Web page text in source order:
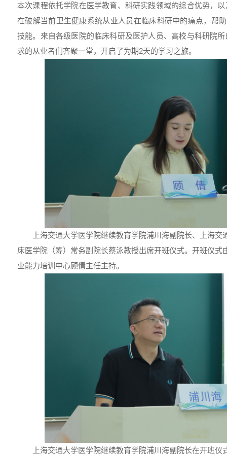
本次课程依托学院在医学教育、科研实践领域的综合优势，
在破解当前卫生健康系统从业人员在临床科研中的痛点，帮
技能。来自各级医院的临床科研及医护人员、高校与科研院
求的从业者们齐聚一堂，开启了为期2天的学习之旅。
上海交通大学医学院继续教育学院浦川海副院长、上海
床医学院（筹）常务副院长蔡泳教授出席开班仪式。开班仪式
业能力培训中心顾倩主任主持。
上海交通大学医学院继续教育学院浦川海副院长在开班